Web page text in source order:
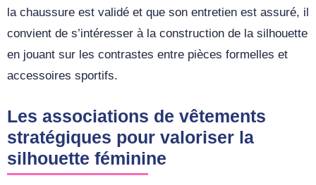
la chaussure est validé et que son entretien est assuré, il
convient de s’intéresser à la construction de la silhouette
en jouant sur les contrastes entre pièces formelles et
accessoires sportifs.
Les associations de vêtements
stratégiques pour valoriser la
silhouette féminine